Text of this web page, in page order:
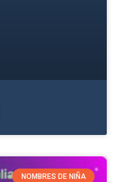
NOMBRES DE NIÑA